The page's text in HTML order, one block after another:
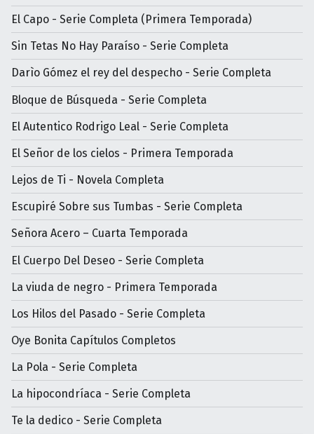
El Capo - Serie Completa (Primera Temporada)
Sin Tetas No Hay Paraíso - Serie Completa
Darìo Gómez el rey del despecho - Serie Completa
Bloque de Búsqueda - Serie Completa
El Autentico Rodrigo Leal - Serie Completa
El Señor de los cielos - Primera Temporada
Lejos de Ti - Novela Completa
Escupiré Sobre sus Tumbas - Serie Completa
Señora Acero – Cuarta Temporada
El Cuerpo Del Deseo - Serie Completa
La viuda de negro - Primera Temporada
Los Hilos del Pasado - Serie Completa
Oye Bonita Capítulos Completos
La Pola - Serie Completa
La hipocondríaca - Serie Completa
Te la dedico - Serie Completa